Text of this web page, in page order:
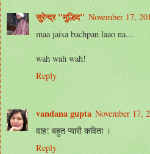
सुरेन्द्र "मुल्हिद" November 17,
maa jaisa bachpan laao na...
wah wah wah!
Reply
vandana gupta November 17,
वाह! बहुत प्यारी कविता ।
Reply